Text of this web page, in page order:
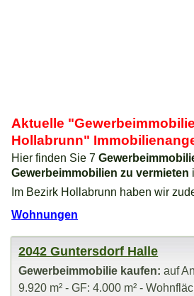
Aktuelle
Hollabrunn"
Hier finden Sie 7
Gewerbeimmobilien zu vermieten
Im Bezirk Hollabrunn haben wir
Wohnungen
2042 Guntersdorf Halle
Gewerbeimmobilie kaufen: auf
9.920 m² - GF: 4.000 m² -